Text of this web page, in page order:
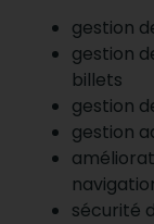
gestion
gestion
billets
gestion
gestion
sécurité